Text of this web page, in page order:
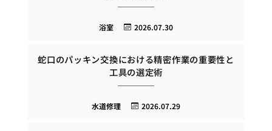
2026.07.30
浴室
蛇口のパッキン交換における精密作業の重要性と
工具の選定術
2026.07.29
水道修理